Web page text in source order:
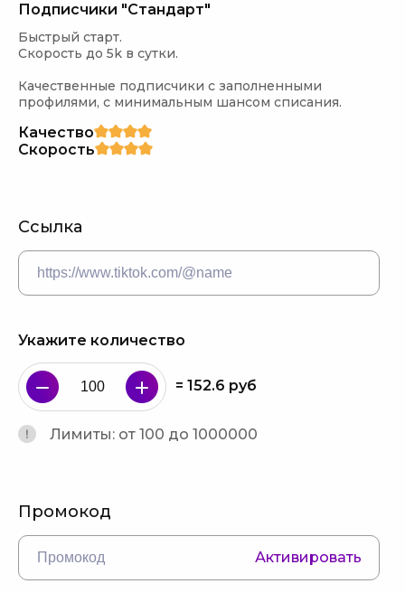
Подписчики "Стандарт"
Быстрый старт.
Скорость до 5k в сутки.
Качественные подписчики с заполненными
профилями, с минимальным шансом списания.
Качество
Скорость
Ссылка
Укажите количество
= 152.6 руб
Лимиты: от 100 до 1000000
Промокод
Активировать